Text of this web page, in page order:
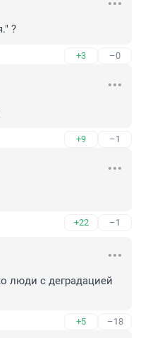
?
+3 –0
+9 –1
+22 –1
люди с деградацией
+5 –18